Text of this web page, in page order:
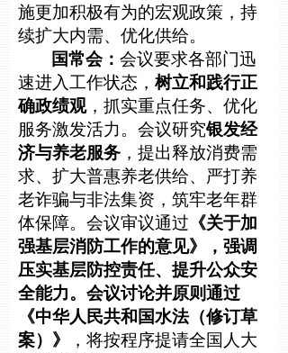
施更加积极有为的宏观政策，持
续扩大内需、优化供给。
国常会：会议要求各部门迅
速进入工作状态， 树立和践行正
确政绩观，抓实重点任务、优化
服务激发活力。会议研究银发经
济与养老服务 ，提出释放消费需
求、扩大普惠养老供给、严打养
老诈骗与非法集资，筑牢老年群
体保障。会议审议通过 《关于加
强基层消防工作的意见》，强调
压实基层防控责任、提升公众安
全能力。会议讨论并原则通过
《中华人民共和国水法（修订草
案）》
，将按程序提请全国人大